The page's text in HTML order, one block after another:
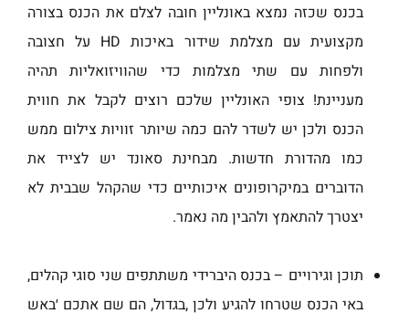
בכנס שכזה נמצא באונליין חובה לצלם את הכנס בצורה
מקצועית עם מצלמת שידור באיכות HD על חצובה
ולפחות עם שתי מצלמות כדי שהוויזואליות תהיה
מעניינת! צופי האונליין שלכם רוצים לקבל את חווית
הכנס ולכן יש לשדר להם כמה שיותר זוויות צילום ממש
כמו מהדורת חדשות. מבחינת סאונד יש לצייד את
הדוברים במיקרופונים איכותיים כדי שהקהל שבבית לא
יצטרך להתאמץ ולהבין מה נאמר.
תוכן וגירויים – בכנס היברידי משתתפים שני סוגי קהלים,
באי הכנס שטרחו להגיע ולכן ,בגדול, הם שם אתכם ׳באש